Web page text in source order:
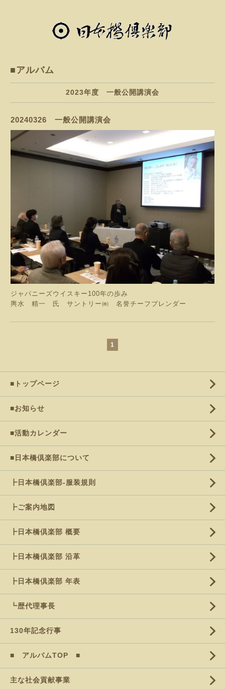
■アルバム
2023年度 一般公開講演会
20240326 一般公開講演会
ジャパニーズウイスキー100年の歩み
輿水 精一 氏 サントリー㈱ 名誉チーフブレンダー
1
■トップページ
■お知らせ
■活動カレンダー
■日本橋倶楽部について
┣日本橋倶楽部-服装規則
┣ご案内地図
┣日本橋倶楽部 概要
┣日本橋倶楽部 沿革
┣日本橋倶楽部 年表
┗歴代理事長
130年記念行事
■ アルバムTOP ■
主な社会貢献事業